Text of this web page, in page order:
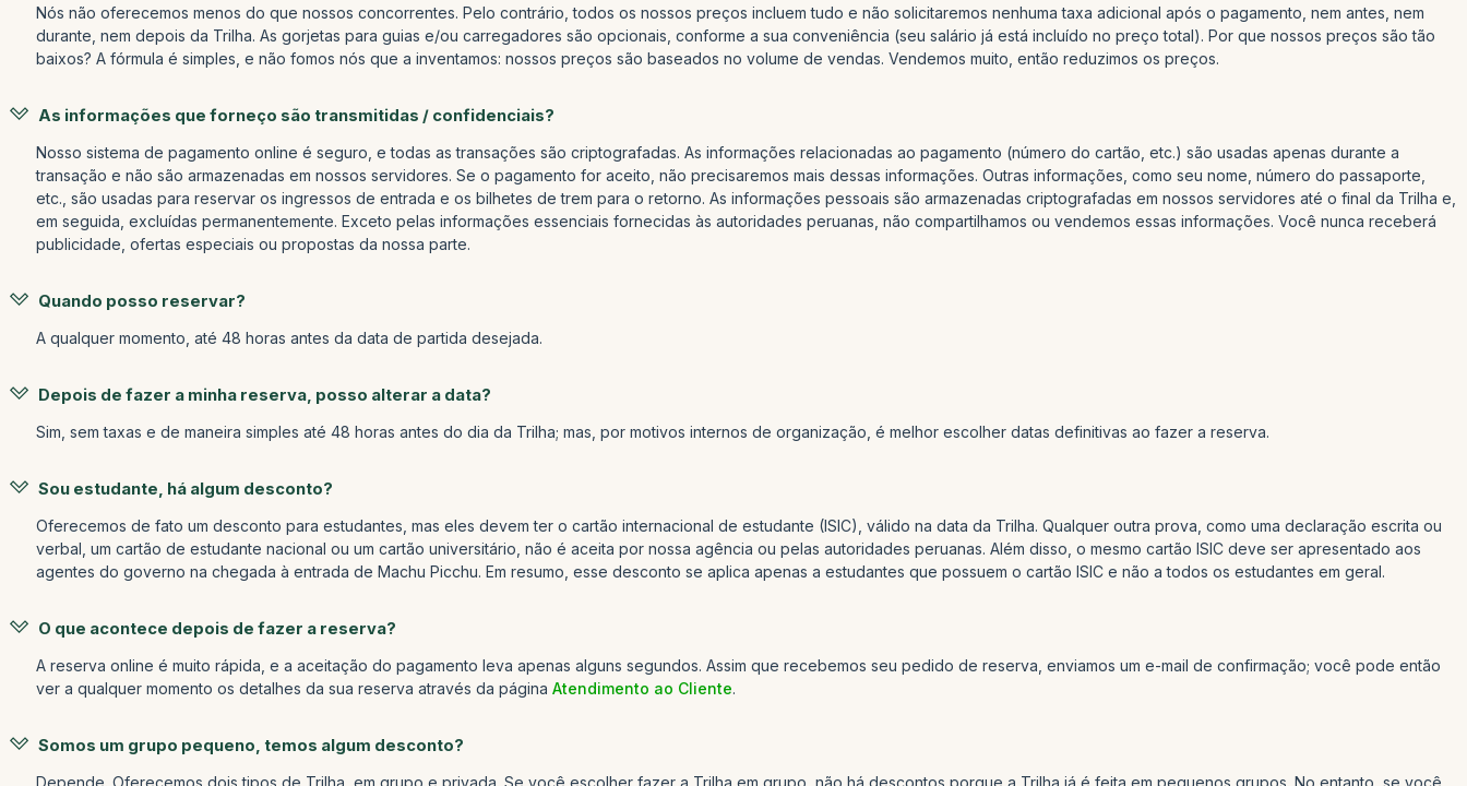
Nós não oferecemos menos do que nossos concorrentes. Pelo contrário, todos os nossos preços incluem tudo e não solicitaremos nenhuma taxa adicional após o pagamento, nem antes, nem
durante, nem depois da Trilha. As gorjetas para guias e/ou carregadores são opcionais, conforme a sua conveniência (seu salário já está incluído no preço total). Por que nossos preços são tão
baixos? A fórmula é simples, e não fomos nós que a inventamos: nossos preços são baseados no volume de vendas. Vendemos muito, então reduzimos os preços.
As informações que forneço são transmitidas / confidenciais?
Nosso sistema de pagamento online é seguro, e todas as transações são criptografadas. As informações relacionadas ao pagamento (número do cartão, etc.) são usadas apenas durante a
transação e não são armazenadas em nossos servidores. Se o pagamento for aceito, não precisaremos mais dessas informações. Outras informações, como seu nome, número do passaporte,
etc., são usadas para reservar os ingressos de entrada e os bilhetes de trem para o retorno. As informações pessoais são armazenadas criptografadas em nossos servidores até o final da Trilha e,
em seguida, excluídas permanentemente. Exceto pelas informações essenciais fornecidas às autoridades peruanas, não compartilhamos ou vendemos essas informações. Você nunca receberá
publicidade, ofertas especiais ou propostas da nossa parte.
Quando posso reservar?
A qualquer momento, até 48 horas antes da data de partida desejada.
Depois de fazer a minha reserva, posso alterar a data?
Sim, sem taxas e de maneira simples até 48 horas antes do dia da Trilha; mas, por motivos internos de organização, é melhor escolher datas definitivas ao fazer a reserva.
Sou estudante, há algum desconto?
Oferecemos de fato um desconto para estudantes, mas eles devem ter o cartão internacional de estudante (ISIC), válido na data da Trilha. Qualquer outra prova, como uma declaração escrita ou
verbal, um cartão de estudante nacional ou um cartão universitário, não é aceita por nossa agência ou pelas autoridades peruanas. Além disso, o mesmo cartão ISIC deve ser apresentado aos
agentes do governo na chegada à entrada de Machu Picchu. Em resumo, esse desconto se aplica apenas a estudantes que possuem o cartão ISIC e não a todos os estudantes em geral.
O que acontece depois de fazer a reserva?
A reserva online é muito rápida, e a aceitação do pagamento leva apenas alguns segundos. Assim que recebemos seu pedido de reserva, enviamos um e-mail de confirmação; você pode então
ver a qualquer momento os detalhes da sua reserva através da página Atendimento ao Cliente.
Somos um grupo pequeno, temos algum desconto?